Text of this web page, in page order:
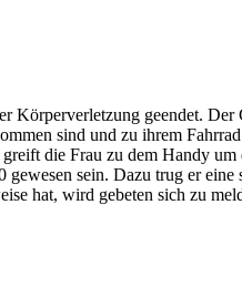
geendet.
sind und zu ihrem
die Frau zu dem Handy
sein. Dazu trug er
hat, wird gebeten sich zu